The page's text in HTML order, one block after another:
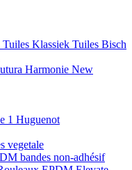
Tuiles Klassiek Tuiles Bisch
Harmonie New
1 Huguenot
vegetale
bandes non-adhésif